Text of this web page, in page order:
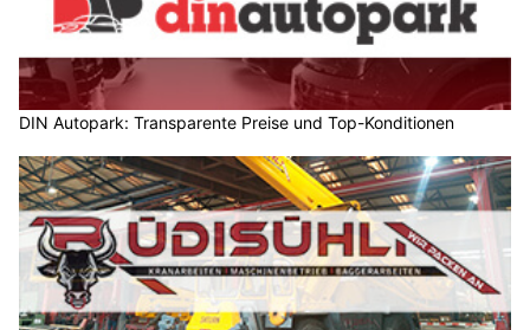
DIN Autopark: Transparente Preise und Top-Konditionen